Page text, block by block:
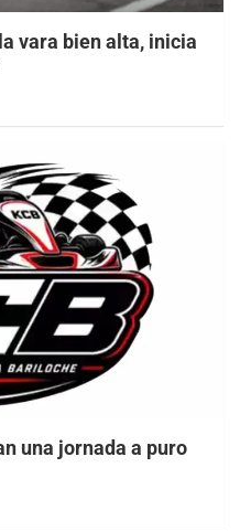
la vara bien alta, inicia
una jornada a puro